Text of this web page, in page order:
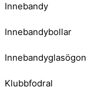
Innebandy
Innebandybollar
Innebandyglasögon
Klubbfodral